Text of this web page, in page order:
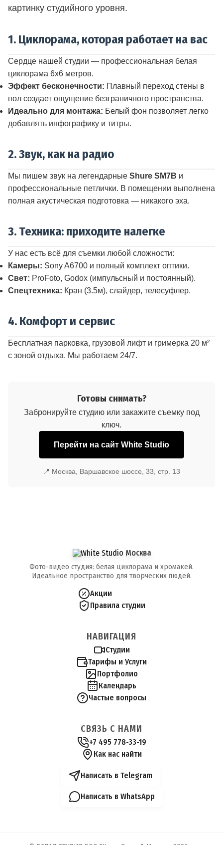
картинку студийного уровня.
1. Циклорама, которая работает на вас
Сердце нашей студии — профессиональная белая
циклорама 6x6 метров.
Эффект бесконечности: Плавный переход стены в
пол создает ощущение безграничного пространства.
Идеально для монтажа: Белый фон позволяет легко
добавлять инфографику и титры.
2. Звук, как на радио
Мы пишем звук на легендарные Shure SM7B и
профессиональные петлички. В помещении выполнена
полная акустическая подготовка — никакого эха.
3. Техника: приходите налегке
У нас есть всё для съемки любой сложности:
Камеры: Sony A6700 и полный комплект оптики.
Свет: ProFoto, Godox (импульсный и постоянный).
Спецтехника: Кран (3.5м), слайдер, телесуфлер.
4. Комфорт и сервис
Бесплатная парковка, грузовой лифт и гримерка 20 м²
с зоной отдыха. Мы работаем 24/7.
Готовы снимать?
Забронируйте студию или закажите съемку под
ключ.
Перейти на сайт White Studio
📍 Москва, Варшавское шоссе, 33, стр. 13
Фото-видео студия: белая циклорама и хромакей.
Идеальное пространство для творческих людей.
Акции
Правила студии
НАВИГАЦИЯ
Студии
Тарифы и Услуги
Портфолио
Календарь
Частые вопросы
СВЯЗЬ С НАМИ
+7 495 778-33-19
Как нас найти
Написать в Telegram
Написать в WhatsApp